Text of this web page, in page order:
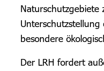
Naturschutzgebiete
besondere
Der LRH fordert